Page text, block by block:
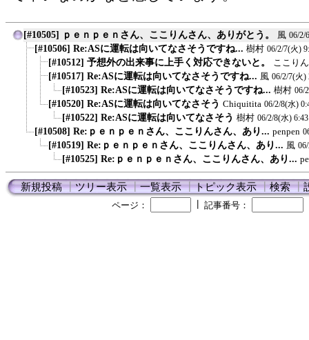
[#10505] ｐｅｎｐｅｎさん、ここりんさん、ありがとう。 風 06/2/
[#10506] Re:ASに運転は向いてなさそうですね... 樹村 06/2/7(火)
[#10512] 予想外の出来事に上手く対応できないと。 ここりん
[#10517] Re:ASに運転は向いてなさそうですね... 風 06/2/7(火)
[#10523] Re:ASに運転は向いてなさそうですね... 樹村 06/
[#10520] Re:ASに運転は向いてなさそう Chiquitita 06/2/8(水)
[#10522] Re:ASに運転は向いてなさそう 樹村 06/2/8(水) 6:43
[#10508] Re:ｐｅｎｐｅｎさん、ここりんさん、あり... penpen
[#10519] Re:ｐｅｎｐｅｎさん、ここりんさん、あり... 風
[#10525] Re:ｐｅｎｐｅｎさん、ここりんさん、あり...
新規投稿┃ツリー表示┃一覧表示┃トピック表示┃検索┃
ページ： 記事番号：